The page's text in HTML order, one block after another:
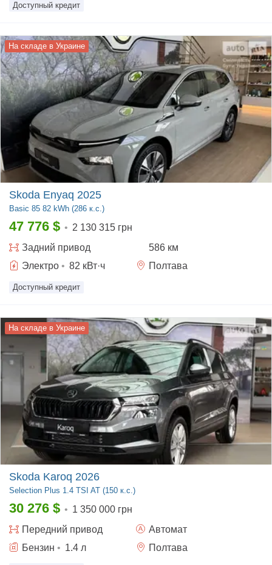
Доступный кредит
На складе в Украине
Skoda Enyaq 2025
Basic 85 82 kWh (286 к.с.)
47 776 $ • 2 130 315 грн
Задний привод
586 км
Электро • 82 кВт·ч Полтава
Доступный кредит
На складе в Украине
Skoda Karoq 2026
Selection Plus 1.4 TSI AT (150 к.с.)
30 276 $ • 1 350 000 грн
Передний привод
Автомат
Бензин • 1.4 л Полтава